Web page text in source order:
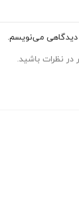
دیدگاهی می‌نویسم.
در نظرات باشید.